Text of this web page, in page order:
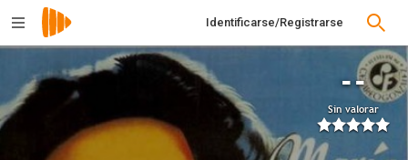
Identificarse/Registrarse
--
Sin valorar